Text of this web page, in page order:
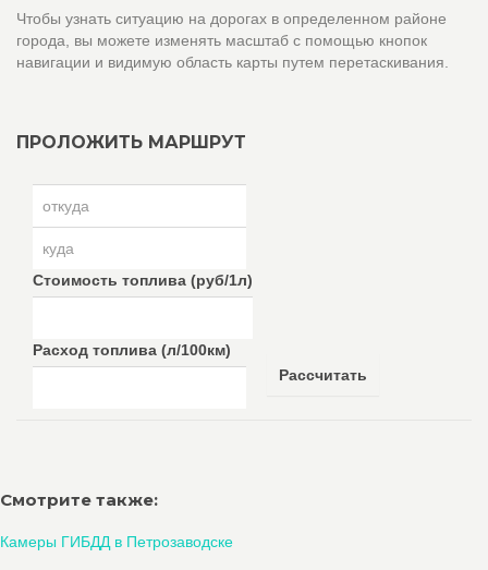
Чтобы узнать ситуацию на дорогах в определенном районе
города, вы можете изменять масштаб с помощью кнопок
навигации и видимую область карты путем перетаскивания.
ПРОЛОЖИТЬ МАРШРУТ
Стоимость топлива (руб/1л)
Расход топлива (л/100км)
Рассчитать
Смотрите также:
Камеры ГИБДД в Петрозаводске